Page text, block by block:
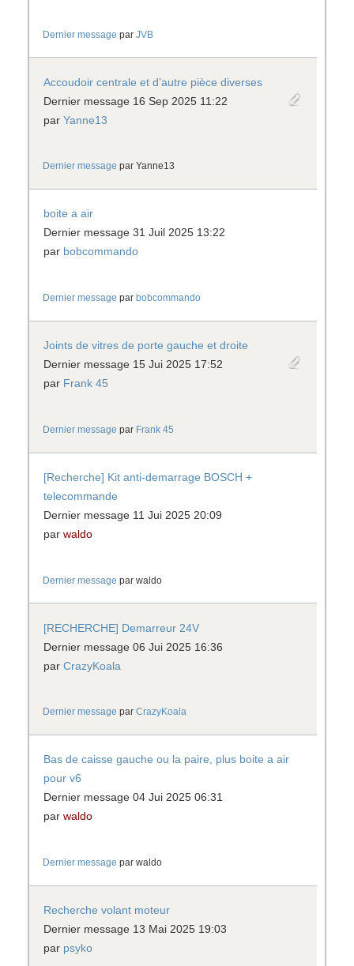
Dernier message par JVB
Accoudoir centrale et d’autre pièce diverses
Dernier message 16 Sep 2025 11:22
parYanne13
Dernier message par Yanne13
boite a air
Dernier message 31 Juil 2025 13:22
par bobcommando
Dernier message par bobcommando
Joints de vitres de porte gauche et droite
Dernier message 15 Jui 2025 17:52
par Frank 45
Dernier message par Frank 45
[Recherche] Kit anti-demarrage BOSCH +
telecommande
Dernier message 11 Jui 2025 20:09
parwaldo
Dernier message par waldo
[RECHERCHE] Demarreur 24V
Dernier message 06 Jui 2025 16:36
parCrazyKoala
Dernier message par CrazyKoala
Bas de caisse gauche ou la paire, plus boite a air
pour v6
Dernier message 04 Jui 2025 06:31
parwaldo
Dernier message par waldo
Recherche volant moteur
Dernier message 13 Mai 2025 19:03
par psyko